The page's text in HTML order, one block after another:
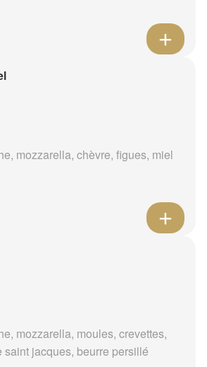
mozzarella, chèvre, figues, miel
mozzarella, moules, crevettes,
saint jacques, beurre persillé